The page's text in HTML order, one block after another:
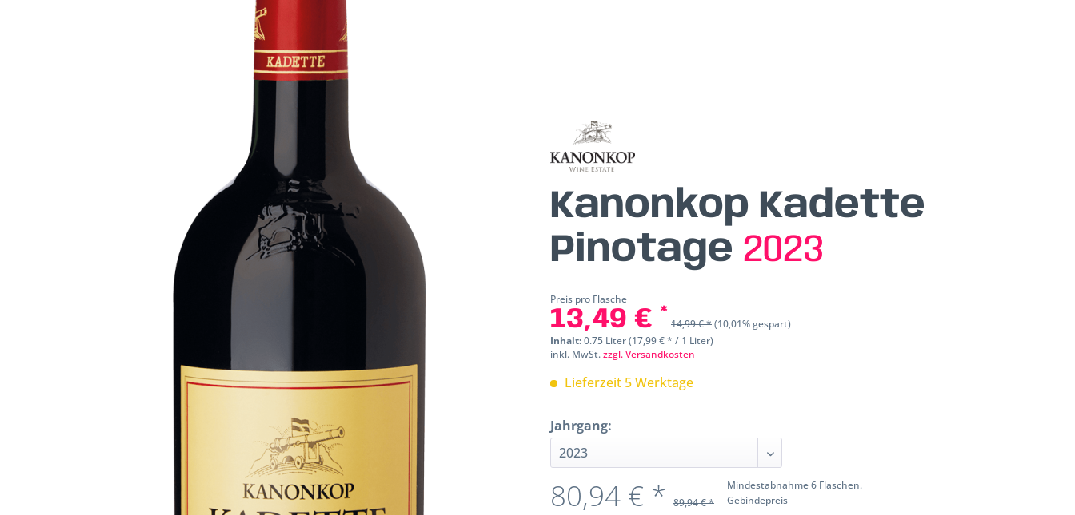
Kanonkop Kadette
Pinotage 2023
Preis pro Flasche
13,49 € * 14,99 € *(10,01% gespart)
Inhalt:0.75 Liter (17,99 € * / 1 Liter)
inkl. MwSt.zzgl. Versandkosten
Lieferzeit 5 Werktage
Jahrgang:
Mindestabnahme 6 Flaschen.
Gebindepreis
80,94 € * 89,94 € *